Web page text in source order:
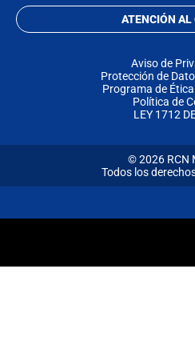
ATENCIÓN AL
Aviso de
Protección de
Programa de
Política de
LEY 1712
© 2026 RCN
Todos los